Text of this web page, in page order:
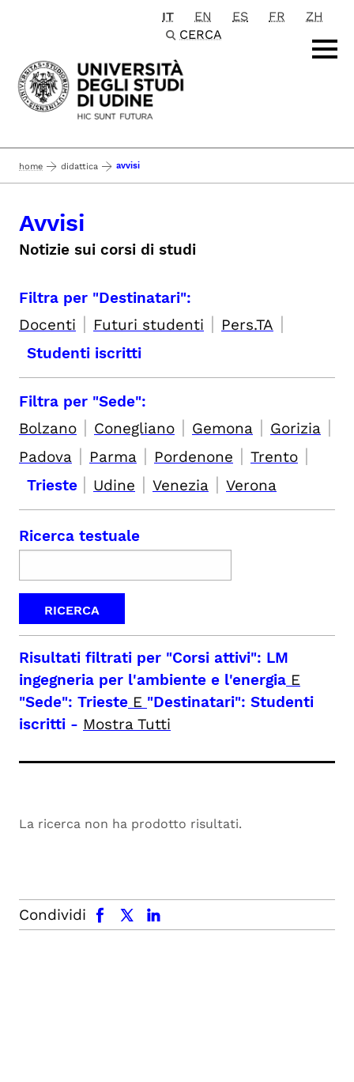
Passa al contenuto principale
IT EN ES FR
ZH
CERCA
home didattica avvisi
Avvisi
Notizie sui corsi di studi
Filtra per "Destinatari":
Docenti | Futuri studenti | Pers.TA |
Studenti iscritti
Filtra per "Sede":
Bolzano | Conegliano | Gemona | Gorizia |
Padova | Parma | Pordenone | Trento |
Trieste | Udine | Venezia | Verona
Ricerca testuale
Risultati filtrati per "Corsi attivi": LM
ingegneria per l'ambiente e l'energia E
"Sede": Trieste E "Destinatari": Studenti
iscritti - Mostra Tutti
La ricerca non ha prodotto risultati.
Condividi
facebook x.com linkedin